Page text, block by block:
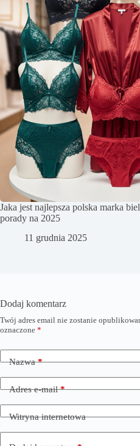
Jaka jest najlepsza polska marka
porady na 2025
11 grudnia 2025
Dodaj komentarz
Twój adres email nie zostanie
oznaczone *
Nazwa*
Adres e-mail*
Witryna internetowa